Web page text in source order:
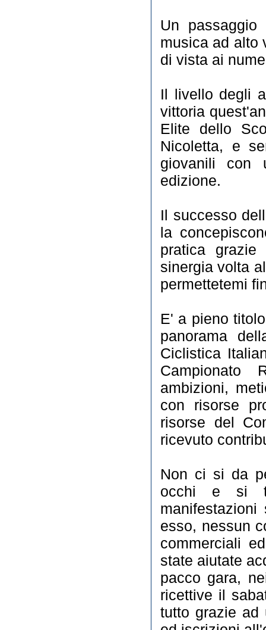
Un passaggio
musica ad alto
di vista ai
Il livello degli
vittoria
Elite dello
Nicoletta, e
giovanili con
edizione.
Il successo
la
pratica
sinergia volta
permettetemi
E' a pieno
panorama
Ciclistica
Campionato
ambizioni,
con risorse
risorse del
ricevuto
Non ci si da
occhi e si
esso, nessun
commerciali
state aiutate
pacco gara,
ricettive il
tutto grazie ad